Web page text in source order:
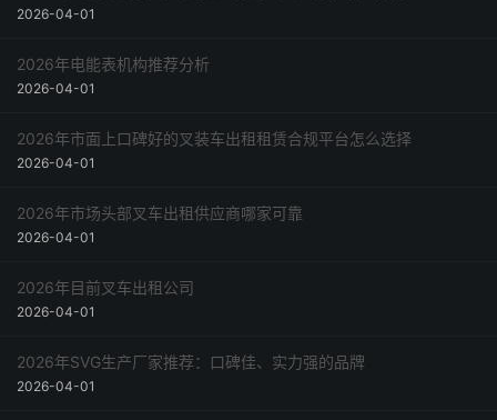
2026-04-01
2026年电能表机构推荐分析
2026-04-01
2026年市面上口碑好的叉装车出租租赁合规平台怎么选择
2026-04-01
2026年市场头部叉车出租供应商哪家可靠
2026-04-01
2026年目前叉车出租公司
2026-04-01
2026年SVG生产厂家推荐：口碑佳、实力强的品牌
2026-04-01